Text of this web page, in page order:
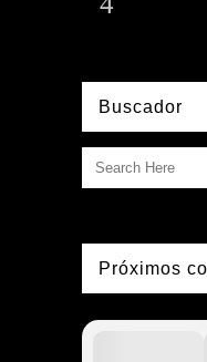
Buscador
Próximos